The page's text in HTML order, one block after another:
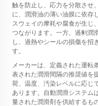
触を防止し、応力を分散させ
に、潤滑油の薄い油膜に依存
スウェイの摩耗や腐食が生じ
つながります。一方、過剰潤
し、過熱やシールの損傷を招
す。
メーカーは、定義された運転
表された潤滑間隔の推奨値を
荷、温度、汚染レベルに応じ
あります。自動潤滑システム
量された潤滑剤を供給するも